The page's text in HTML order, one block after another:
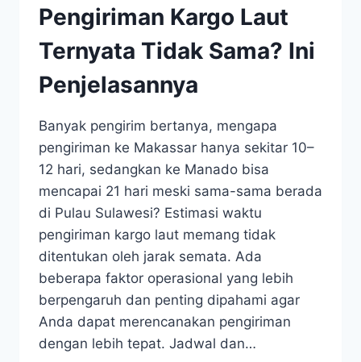
Pengiriman Kargo Laut
Ternyata Tidak Sama? Ini
Penjelasannya
Banyak pengirim bertanya, mengapa
pengiriman ke Makassar hanya sekitar 10–
12 hari, sedangkan ke Manado bisa
mencapai 21 hari meski sama-sama berada
di Pulau Sulawesi? Estimasi waktu
pengiriman kargo laut memang tidak
ditentukan oleh jarak semata. Ada
beberapa faktor operasional yang lebih
berpengaruh dan penting dipahami agar
Anda dapat merencanakan pengiriman
dengan lebih tepat. Jadwal dan…